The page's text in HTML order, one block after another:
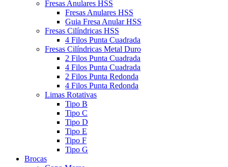
Fresas Anulares HSS
Fresas Anulares HSS
Guia Fresa Anular HSS
Fresas Cilíndricas HSS
4 Filos Punta Cuadrada
Fresas Cilíndricas Metal Duro
2 Filos Punta Cuadrada
4 Filos Punta Cuadrada
2 Filos Punta Redonda
4 Filos Punta Redonda
Limas Rotativas
Tipo B
Tipo C
Tipo D
Tipo E
Tipo F
Tipo G
Brocas